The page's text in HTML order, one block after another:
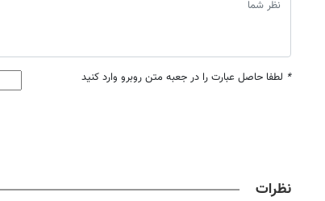
* لطفا حاصل عبارت را در جعبه متن روبرو وارد کنید
نظرات